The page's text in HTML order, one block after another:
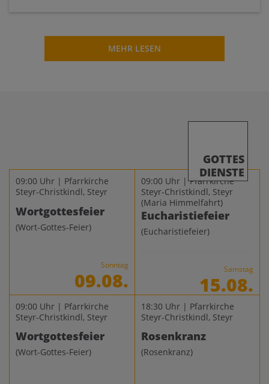
MEHR LESEN
GOTTES
DIENSTE
09:00 Uhr | Pfarrkirche
Steyr-Christkindl, Steyr
Wortgottesfeier
(Wort-Gottes-Feier)
Sonntag
09.08.
09:00 Uhr | Pfarrkirche
Steyr-Christkindl, Steyr
(Maria Himmelfahrt)
Eucharistiefeier
(Eucharistiefeier)
Samstag
15.08.
09:00 Uhr | Pfarrkirche
Steyr-Christkindl, Steyr
Wortgottesfeier
(Wort-Gottes-Feier)
18:30 Uhr | Pfarrkirche
Steyr-Christkindl, Steyr
Rosenkranz
(Rosenkranz)